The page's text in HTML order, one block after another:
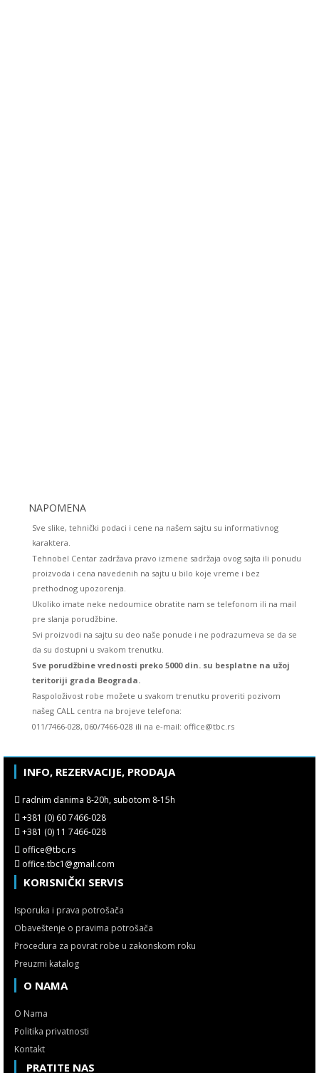
NAPOMENA
Sve slike, tehnički podaci i cene na našem sajtu su informativnog
karaktera.
Tehnobel Centar zadržava pravo izmene sadržaja ovog sajta ili ponudu
proizvoda i cena navedenih na sajtu u bilo koje vreme i bez
prethodnog upozorenja.
Ukoliko imate neke nedoumice obratite nam se telefonom ili na mail
pre slanja porudžbine.
Svi proizvodi na sajtu su deo naše ponude i ne podrazumeva se da se
da su dostupni u svakom trenutku.
Sve porudžbine vrednosti preko 5000 din. su besplatne na užoj
teritoriji grada Beograda.
Raspoloživost robe možete u svakom trenutku proveriti pozivom
našeg CALL centra na brojeve telefona:
011/7466-028, 060/7466-028 ili na e-mail: office@tbc.rs
INFO, REZERVACIJE, PRODAJA
radnim danima 8-20h, subotom 8-15h
+381 (0) 60 7466-028
+381 (0) 11 7466-028
office@tbc.rs
office.tbc1@gmail.com
KORISNIČKI SERVIS
Isporuka i prava potrošača
Obaveštenje o pravima potrošača
Procedura za povrat robe u zakonskom roku
Preuzmi katalog
O NAMA
O Nama
Politika privatnosti
Kontakt
PRATITE NAS